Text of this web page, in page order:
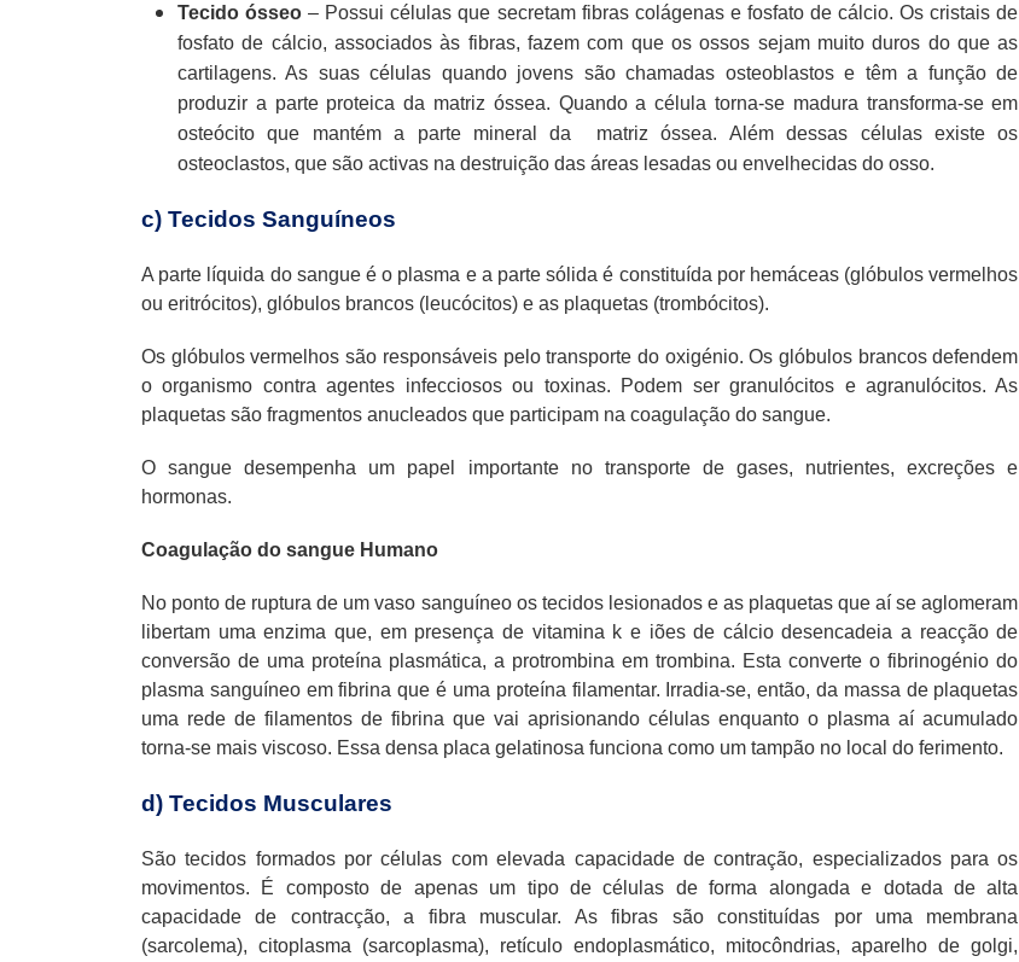
Tecido ósseo– Possui células que secretam fibras colágenas e fosfato de cálcio. Os cristais de
fosfato de cálcio, associados às fibras, fazem com que os ossos sejam muito duros do que as
cartilagens. As suas células quando jovens são chamadas osteoblastos e têm a função de
produzir a parte proteica da matriz óssea. Quando a célula torna-se madura transforma-se em
osteócito que mantém a parte mineral da
matriz óssea. Além dessas células existe os
osteoclastos, que são activas na destruição das áreas lesadas ou envelhecidas do osso.
c) Tecidos Sanguíneos
A parte líquida do sangue é o plasma e a parte sólida é constituída por hemáceas (glóbulos vermelhos
ou eritrócitos), glóbulos brancos (leucócitos) e as plaquetas (trombócitos).
Os glóbulos vermelhos são responsáveis pelo transporte do oxigénio. Os glóbulos brancos defendem
o organismo contra agentes infecciosos ou toxinas. Podem ser granulócitos e agranulócitos. As
plaquetas são fragmentos anucleados que participam na coagulação do sangue.
O sangue desempenha um papel importante no transporte de gases, nutrientes, excreções e
hormonas.
Coagulação do sangue Humano
No ponto de ruptura de um vaso sanguíneo os tecidos lesionados e as plaquetas que aí se aglomeram
libertam uma enzima que, em presença de vitamina k e iões de cálcio desencadeia a reacção de
conversão de uma proteína plasmática, a protrombina em trombina. Esta converte o fibrinogénio do
plasma sanguíneo em fibrina que é uma proteína filamentar. Irradia-se, então, da massa de plaquetas
uma rede de filamentos de fibrina que vai aprisionando células enquanto o plasma aí acumulado
torna-se mais viscoso. Essa densa placa gelatinosa funciona como um tampão no local do ferimento.
d) Tecidos Musculares
São tecidos formados por células com elevada capacidade de contração, especializados para os
movimentos. É composto de apenas um tipo de células de forma alongada e dotada de alta
capacidade de contracção, a fibra muscular. As fibras são constituídas por uma membrana
(sarcolema), citoplasma (sarcoplasma), retículo endoplasmático, mitocôndrias, aparelho de golgi,